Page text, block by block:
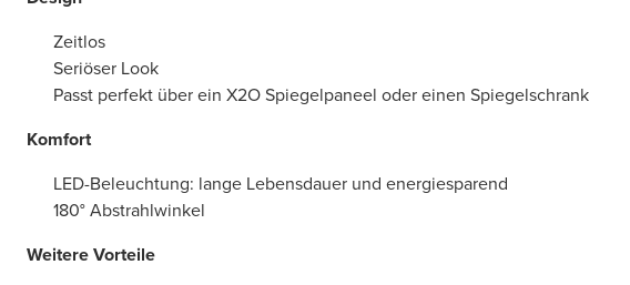
Zeitlos
Seriöser Look
Passt perfekt über ein X2O Spiegelpaneel oder einen Spiegelschrank
Komfort
LED-Beleuchtung: lange Lebensdauer und energiesparend
180° Abstrahlwinkel
Weitere Vorteile